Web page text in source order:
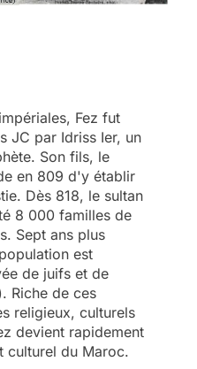
Fez fut
JC par Idriss Ier, un
Son fils, le
en 809 d'y établir
Dès 818, le sultan
8 000 familles de
Sept ans plus
est
de juifs et de
Riche de ces
religieux, culturels
devient rapidement
culturel du Maroc.